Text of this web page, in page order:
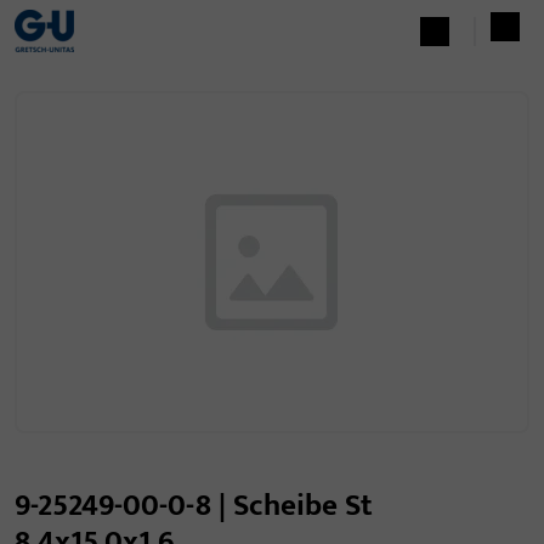
9-25249-00-0-8 | Scheibe St